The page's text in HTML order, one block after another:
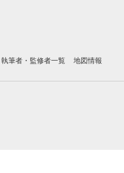
執筆者・監修者一覧 地図情報